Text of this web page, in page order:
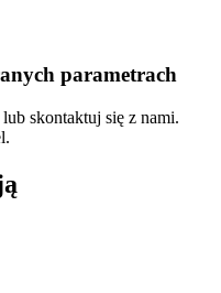
parametrach
skontaktuj się z nami.